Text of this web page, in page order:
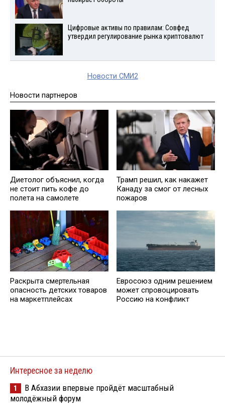
Цифровые активы по правилам: Совфед
утвердил регулирование рынка криптовалют
Новости СМИ2
Новости партнеров
Диетолог объяснил, когда
не стоит пить кофе до
полета на самолете
Трамп решил, как накажет
Канаду за смог от лесных
пожаров
Раскрыта смертельная
опасность детских товаров
на маркетплейсах
Евросоюз одним решением
может спровоцировать
Россию на конфликт
Интересное за неделю
1
В Абхазии впервые пройдёт масштабный
молодёжный форум